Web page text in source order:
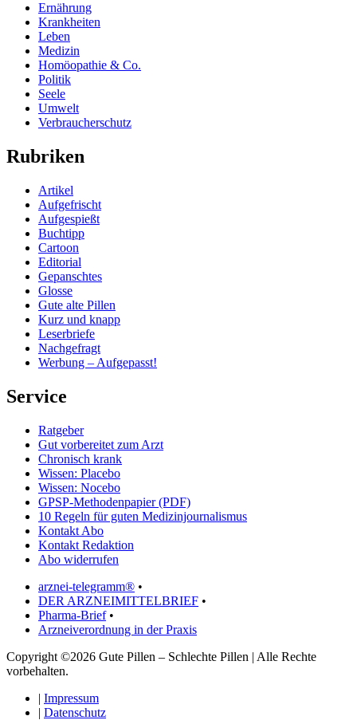
Ernährung
Krankheiten
Leben
Medizin
Homöopathie & Co.
Politik
Seele
Umwelt
Verbraucherschutz
Rubriken
Artikel
Aufgefrischt
Aufgespießt
Buchtipp
Cartoon
Editorial
Gepanschtes
Glosse
Gute alte Pillen
Kurz und knapp
Leserbriefe
Nachgefragt
Werbung – Aufgepasst!
Service
Ratgeber
Gut vorbereitet zum Arzt
Chronisch krank
Wissen: Placebo
Wissen: Nocebo
GPSP-Methodenpapier (PDF)
10 Regeln für guten Medizinjournalismus
Kontakt Abo
Kontakt Redaktion
Abo widerrufen
arznei-telegramm® •
DER ARZNEIMITTELBRIEF •
Pharma-Brief•
Arzneiverordnung in der Praxis
Copyright ©2026 Gute Pillen – Schlechte Pillen | Alle Rechte
vorbehalten.
| Impressum
| Datenschutz